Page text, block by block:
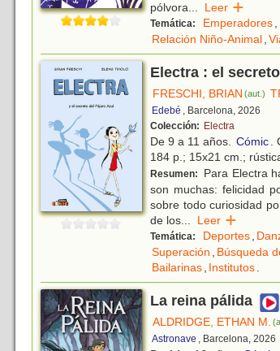
pólvora... Leer
Temática: Emperadores,
Relación Niño-Animal,
Electra : el
FRESCHI, BRIAN (aut.)
Edebé , Barcelona, 2026
Colección: Electra
De 9 a 11 años. Cómic.
184 p.; 15x21 cm.;
Resumen:
Para Electra
son muchas: felicidad
sobre todo curiosidad
de los... Leer
Temática: Deportes,
Superación , Búsqueda
Bailarinas, Institutos.
La reina pálida
ALDRIDGE, ETHAN M.
Astronave , Barcelona, 2026